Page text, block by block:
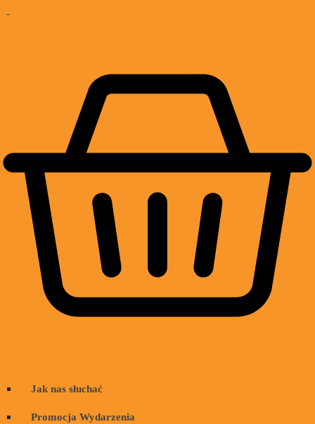
-
Jak nas słuchać
Promocja Wydarzenia